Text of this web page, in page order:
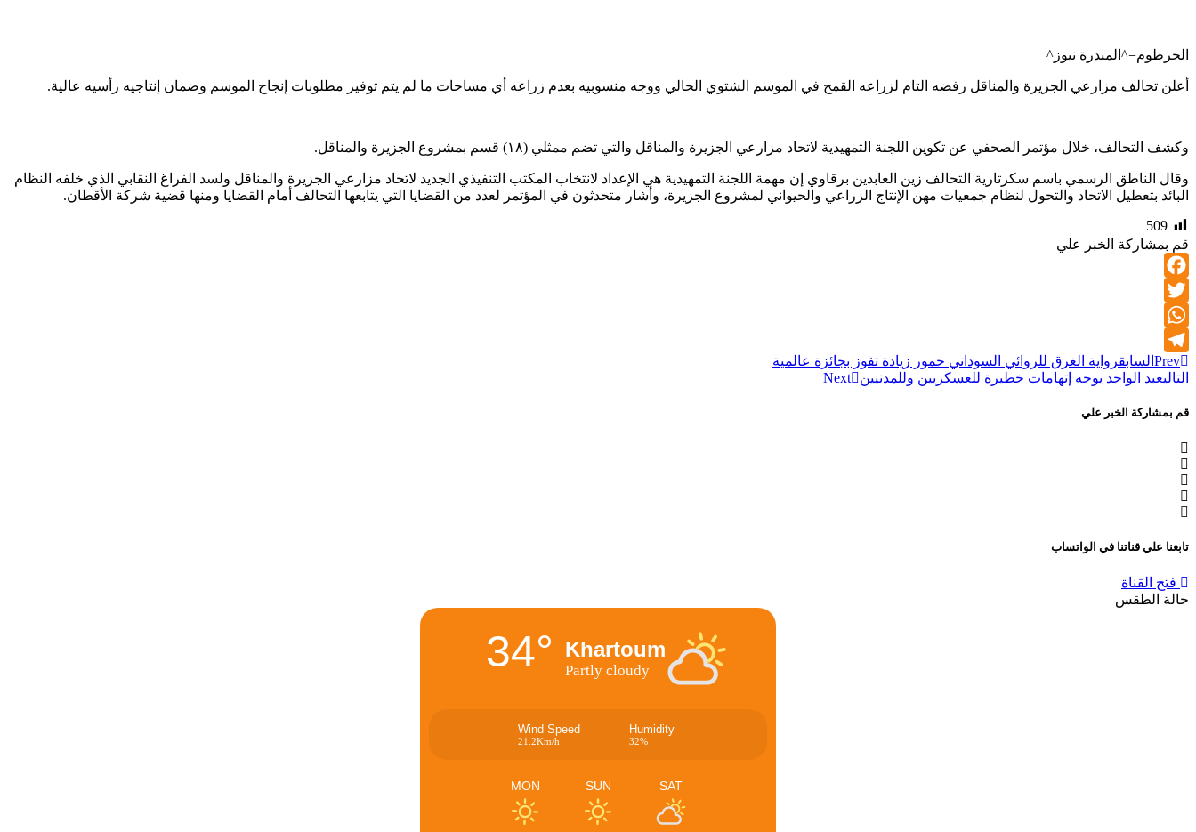
الخرطوم=^المندرة نيوز^
أعلن تحالف مزارعي الجزيرة والمناقل رفضه التام لزراعه القمح في الموسم الشتوي الحالي ووجه منسوبيه بعدم زراعه أي مساحات ما لم يتم توفير مطلوبات إنجاح الموسم وضمان إنتاجيه رأسيه عالية.
وكشف التحالف، خلال مؤتمر الصحفي عن تكوين اللجنة التمهيدية لاتحاد مزارعي الجزيرة والمناقل والتي تضم ممثلي (١٨) قسم بمشروع الجزيرة والمناقل.
وقال الناطق الرسمي باسم سكرتارية التحالف زين العابدين برقاوي إن مهمة اللجنة التمهيدية هي الإعداد لانتخاب المكتب التنفيذي الجديد لاتحاد مزارعي الجزيرة والمناقل ولسد الفراغ النقابي الذي خلفه النظام
البائد بتعطيل الاتحاد والتحول لنظام جمعيات مهن الإنتاج الزراعي والحيواني لمشروع الجزيرة، وأشار متحدثون في المؤتمر لعدد من القضايا التي يتابعها التحالف أمام القضايا ومنها قضية شركة الأقطان.
509
قم بمشاركة الخبر علي
Facebook
Twitter
WhatsApp
Telegram
Prev السابقرواية الغرق للروائي السوداني حمور زيادة تفوز بجائزة عالمية
التاليعبد الواحد يوجه إتهامات خطيرة للعسكريين وللمدنيين Next
قم بمشاركة الخبر علي
تابعنا علي قناتنا في الواتساب
فتح القناة
حالة الطقس
Khartoum
Partly cloudy
34°
Humidity
32%
Wind Speed
21.2Km/h
SAT
SUN
MON